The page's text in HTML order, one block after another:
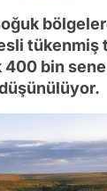
tükenmiş
400 bin